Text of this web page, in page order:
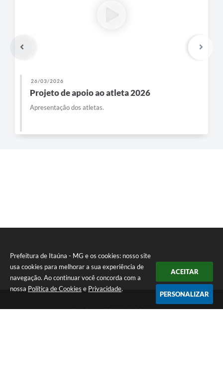
Prefeitura de Itaúna - MG e os cookies: nosso site
usa cookies para melhorar a sua experiência de
navegação. Ao continuar você concorda com a
nossa Política de Cookies e Privacidade.
ACEITAR
PERSONALIZAR
26/03/2026
Projeto de apoio ao atleta 2026
Apresentação dos atletas.
Telefone: (37) 3249-9500